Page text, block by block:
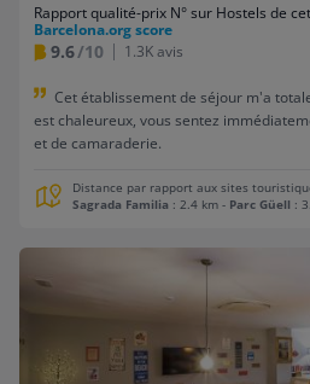
Rapport qualité-prix N° sur Hostels de
Barcelona.org score
9.6/10 1.3K avis
Cet établissement de séjour m'a
est chaleureux, vous sentez
et de camaraderie.
Distance par rapport aux sites
Sagrada Familia : 2.4 km - Parc Güell :